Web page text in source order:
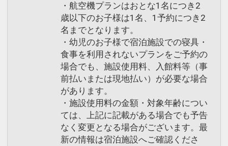
・航空機プランはおとな1名につき2
歳以下のお子様は1名、1予約につき2
名までとなります。
・幼児のお子様で宿泊施設での寝具・
食事を利用されないプランをご予約の
場合でも、施設使用料、入館料等（事
前払いまたは現地払い）が必要な場合
があります。
・施設使用料の金額・対象年齢につい
ては、上記に記載がある場合でも予告
なく変更となる場合がございます。最
新の情報は宿泊施設へご確認くださ